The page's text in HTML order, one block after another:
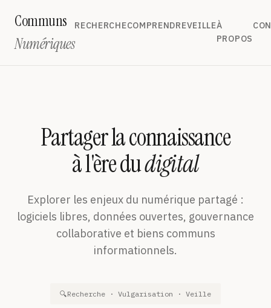
Communs
Numériques
RECHERCHECOMPRENDREVEILLEÀ
PROPOS
Partager la connaissance
à l'ère dudigital
Explorer les enjeux du numérique partagé :
logiciels libres, données ouvertes, gouvernance
collaborative et biens communs
informationnels.
🔍Recherche · Vulgarisation · Veille